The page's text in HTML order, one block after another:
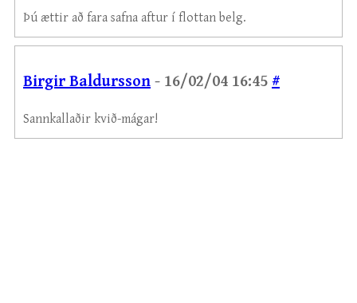
Þú ættir að fara safna aftur í flottan belg.
Birgir Baldursson - 16/02/04 16:45 #
Sannkallaðir kvið-mágar!